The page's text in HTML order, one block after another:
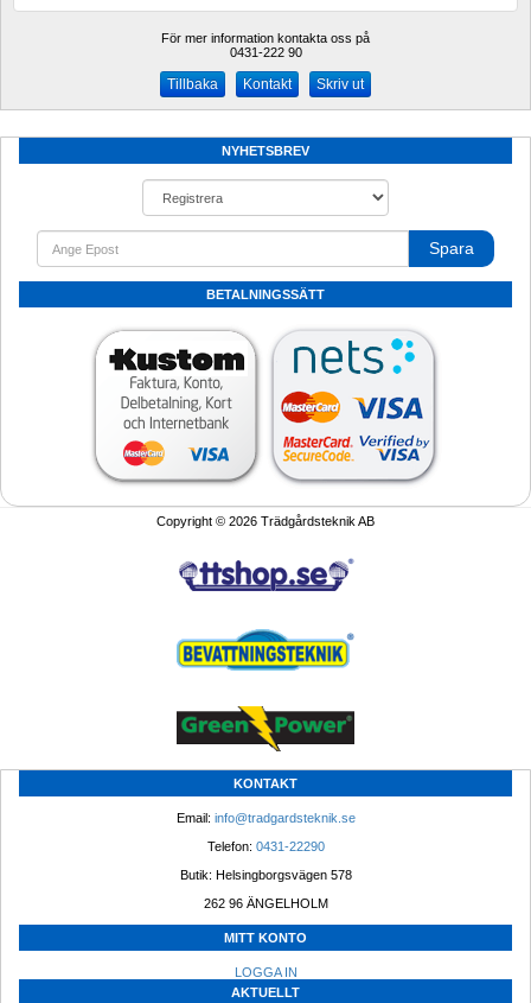
För mer information kontakta oss på
0431-222 90
Kontakt Skriv ut
NYHETSBREV
Spara
BETALNINGSSÄTT
Copyright © 2026 Trädgårdsteknik AB
KONTAKT
Email: info@tradgardsteknik.se
Telefon: 0431-22290
Butik: Helsingborgsvägen 578
262 96 ÄNGELHOLM
MITT KONTO
LOGGA IN
AKTUELLT